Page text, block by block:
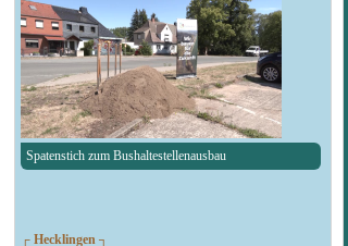
Spatenstich zum Bushaltestellenausbau
┌ Hecklingen ┐